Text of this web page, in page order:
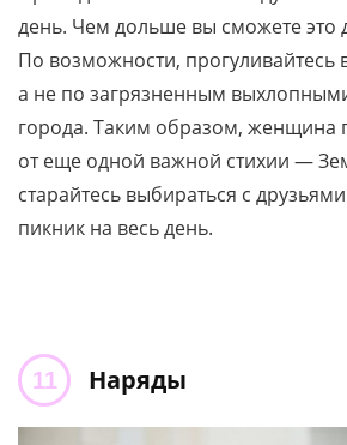
день. Чем дольше вы сможете это
По возможности, прогуливайтесь
а не по загрязненным
города. Таким образом, женщина
от еще одной важной стихии —
старайтесь выбираться с
пикник на весь день.
Наряды